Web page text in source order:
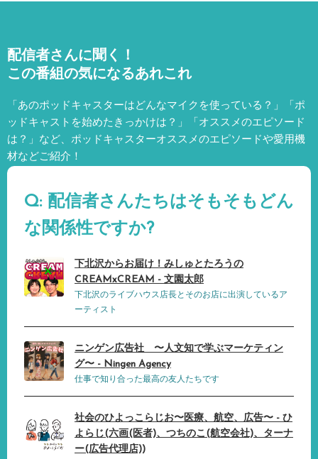
配信者さんに聞く！
この番組の気になるあれこれ
「あのポッドキャスターはどんなマイクを使っている？」「ポ
ッドキャストを始めたきっかけは？」「オススメのエピソード
は？」など、 ポッドキャスターオススメのエピソードや愛用機
材などご紹介！
Q: 配信者さんたちはそもそもどん
な関係性ですか?
下北沢からお届け！みしゅとたろうの
CREAMxCREAM - 文園太郎
下北沢のライブハウス店長とそのお店に出演しているア
ーティスト
ニンゲン広告社 〜人文知で学ぶマーケティン
グ〜 - Ningen Agency
仕事で知り合った最高の友人たちです
社会のひよっこらじお〜医療、航空、広告〜 - ひ
よらじ(六画(医者)、つちのこ(航空会社)、ターナ
ー(広告代理店))